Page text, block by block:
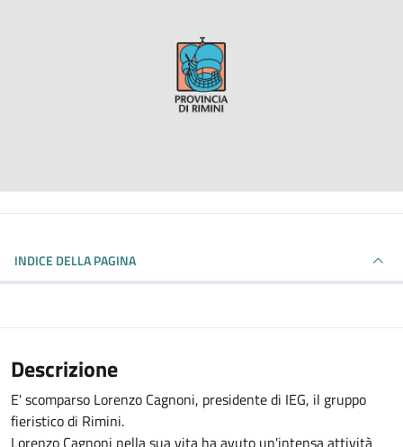
INDICE DELLA PAGINA
Descrizione
E' scomparso Lorenzo Cagnoni, presidente di IEG, il gruppo
fieristico di Rimini.
Lorenzo Cagnoni nella sua vita ha avuto un'intensa attività